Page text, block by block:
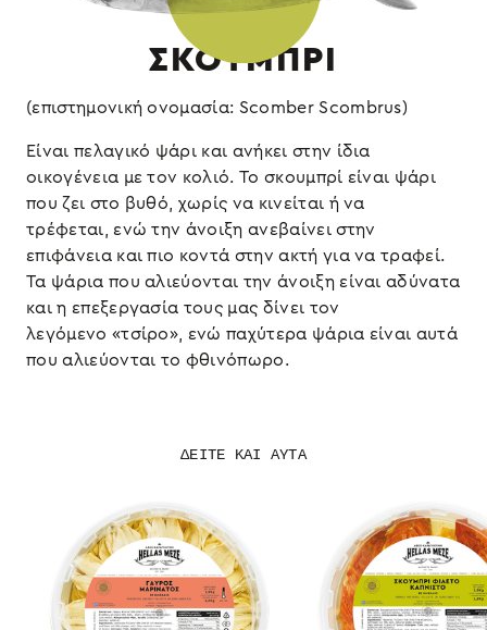
ΣΚΟΥΜΠΡΙ
(επιστημονική ονομασία: Scomber Scombrus)
Είναι πελαγικό ψάρι και ανήκει στην ίδια
οικογένεια με τον κολιό. To σκουμπρί είναι ψάρι
που ζει στο βυθό, χωρίς να κινείται ή να
τρέφεται, ενώ την άνοιξη ανεβαίνει στην
επιφάνεια και πιο κοντά στην ακτή για να τραφεί.
Τα ψάρια που αλιεύονται την άνοιξη είναι αδύνατα
και η επεξεργασία τους μας δίνει τον
λεγόμενο «τσίρο», ενώ παχύτερα ψάρια είναι αυτά
που αλιεύονται το φθινόπωρο.
ΔΕΙΤΕ ΚΑΙ ΑΥΤΑ